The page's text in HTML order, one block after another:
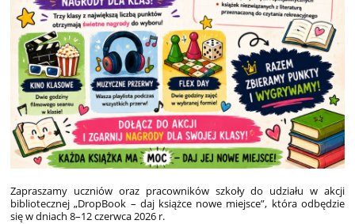
Zapraszamy uczniów oraz pracowników szkoły do udziału w akcji
bibliotecznej „DropBook – daj książce nowe miejsce”, która odbędzie
się w dniach 8–12 czerwca 2026 r.